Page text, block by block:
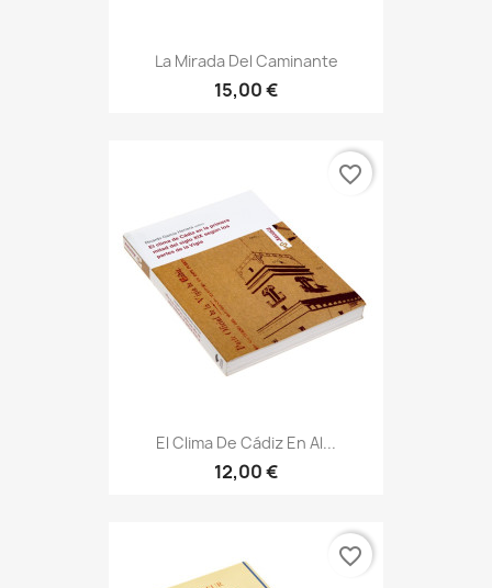
La Mirada Del Caminante
15,00 €
El Clima De Cádiz En Al...
12,00 €
favorite_border
favorite_border